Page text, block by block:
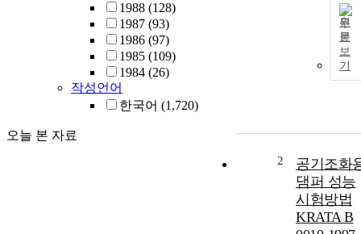
1988 (128)
1987 (93)
1986 (97)
1985 (109)
1984 (26)
작성언어
한국어 (1,720)
오늘 본 자료
원
문
보
기
2
공기조화
댐퍼 성능
시험방법
KRATA B